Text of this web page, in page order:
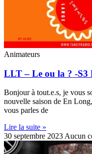
Animateurs
LLT – Le ou la ? -S3
Bonjour à tout.e.s, je vous
nouvelle saison de En
vous parles de
Lire la suite »
30 septembre 2023 Aucun